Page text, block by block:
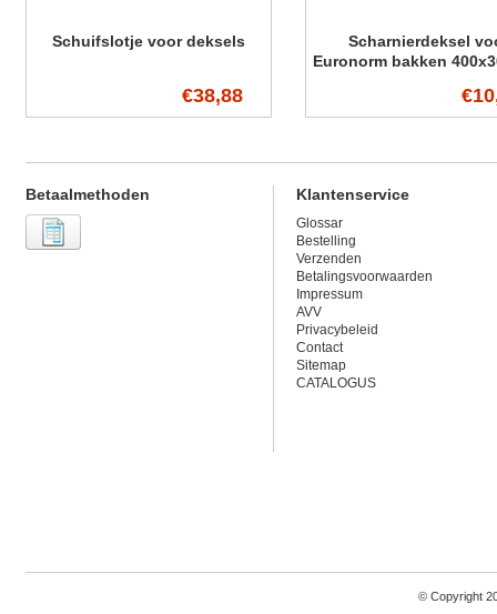
Schuifslotje voor deksels
€38,88
Scharnierdeksel
Euronorm bakken
Betaalmethoden Klantenservice
Glossar
Bestelling
Verzenden
Betalingsvoorwaarden
Impressum
AVV
Privacybeleid
Contact
Sitemap
CATALOGUS
© Copyright